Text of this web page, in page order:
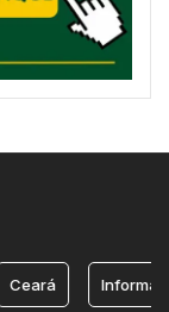
Informação